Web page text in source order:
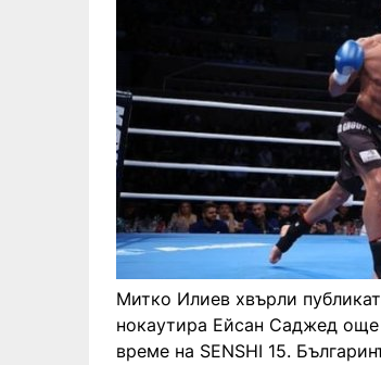
Митко Илиев хвърли
нокаутира Ейсан Саджед още
време на SENSHI 15.